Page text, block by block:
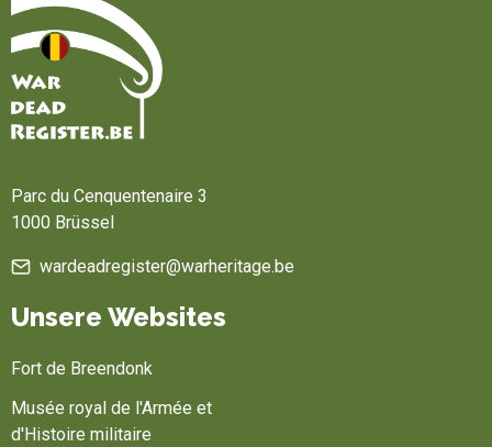
Parc du Cenquentenaire 3
1000 Brüssel
wardeadregister@warheritage.be
Unsere Websites
Fort de Breendonk
Musée royal de l'Armée et
d'Histoire militaire